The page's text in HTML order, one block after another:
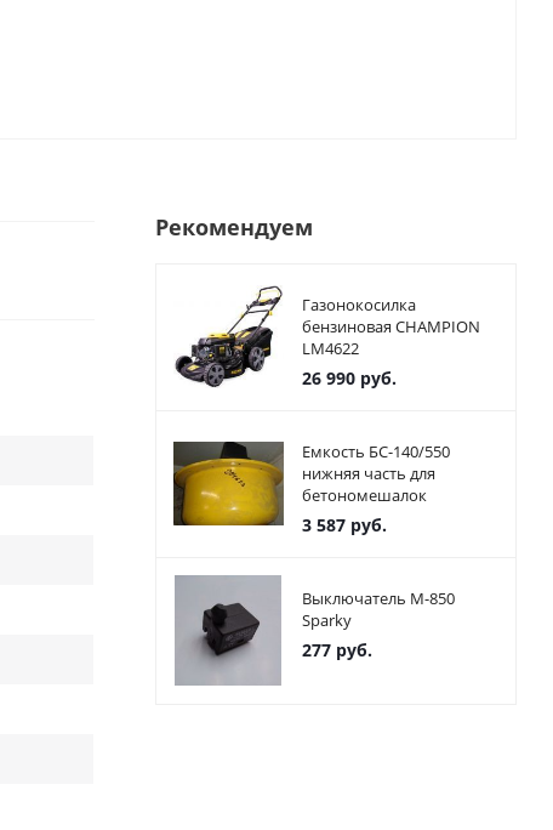
Рекомендуем
Газонокосилка
бензиновая CHAMPION
LM4622
26 990руб.
Емкость БС-140/550
нижняя часть для
бетономешалок
3 587руб.
Выключатель М-850
Sparky
277руб.